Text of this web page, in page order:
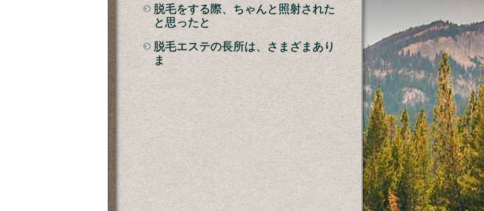
脱毛をする際、ちゃんと照射された
と思ったと
脱毛エステの長所は、さまざまあり
ま